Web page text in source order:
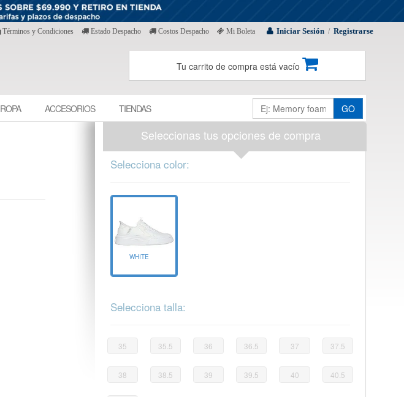
Iniciar Sesión / Registrarse
Términos y Condiciones Estado Despacho Costos Despacho Mi Boleta
Tu carrito de compra está vacío
ROPA ACCESORIOS TIENDAS GO
Seleccionas tus opciones de compra
Selecciona color:
WHITE
Selecciona talla:
35 35.5 36 36.5 37 37.5
38 38.5 39 39.5 40 40.5